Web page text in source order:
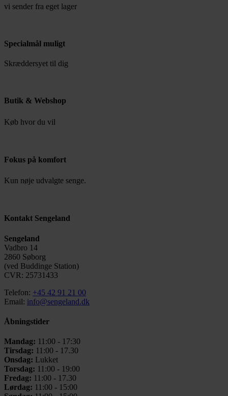
vi sender fra eget lager
Specialmål muligt
Skræddersyet til dig
Butik & Webshop
Køb hvor du vil
Fokus på komfort
Kun nøje udvalgte senge.
Kontakt Sengeland
Sengeland
Vadbro 14
2860 Søborg
(ved Buddinge Station)
CVR: 25731433
Telefon: +45 42 91 21 00
Email: info@sengeland.dk
Åbningstider
Mandag: 11:00 - 17:30
Tirsdag: 11:00 - 17.30
Onsdag: Lukket
Torsdag: 11:00 - 19:00
Fredag: 11:00 - 17.30
Lørdag: 11:00 - 15:00